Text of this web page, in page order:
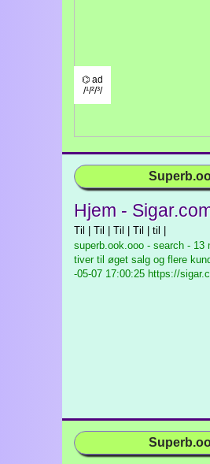
⌬ ad
/¹/²/³/
Hjem -
Til | Til | Til | Til | til |
superb.ook.ooo - search - 13
tiver til øget salg og flere
-05-07 17:00:25 https://